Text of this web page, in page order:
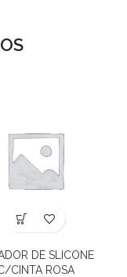
DE SLICONE
CINTA ROSA